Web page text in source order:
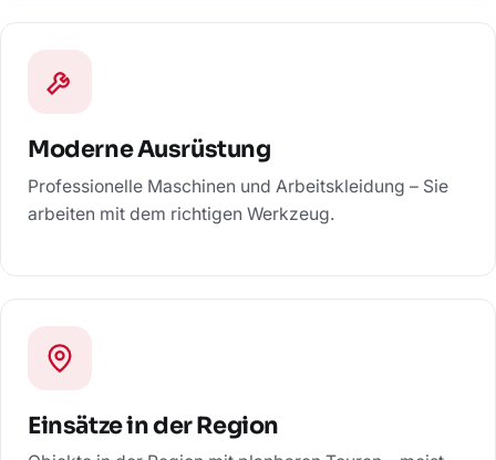
Moderne Ausrüstung
Professionelle Maschinen und Arbeitskleidung – Sie
arbeiten mit dem richtigen Werkzeug.
Einsätze in der Region